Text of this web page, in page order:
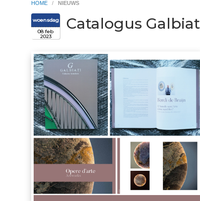
HOME / NIEUWS
Catalogus
woensdag
08 feb
2023